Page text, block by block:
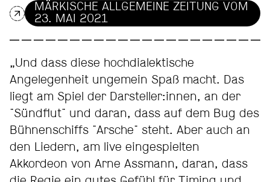
MÄRKISCHE ALLGEMEINE ZEITUNG VOM
23. MAI 2021
„Und dass diese hochdialektische
Angelegenheit ungemein Spaß macht. Das
liegt am Spiel der Darsteller:innen, an der
"Sündflut" und daran, dass auf dem Bug des
Bühnenschiffs "Arsche" steht. Aber auch an
den Liedern, am live eingespielten
Akkordeon von Arne Assmann, daran, dass